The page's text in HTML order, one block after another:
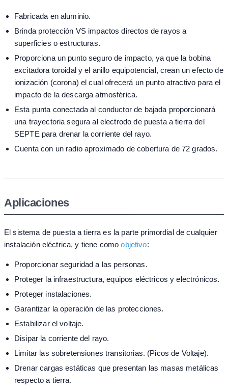
Fabricada en aluminio.
Brinda protección VS impactos directos de rayos a
superficies o estructuras.
Proporciona un punto seguro de impacto, ya que la bobina
excitadora toroidal y el anillo equipotencial, crean un efecto de
ionización (corona) el cual ofrecerá un punto atractivo para el
impacto de la descarga atmosférica.
Esta punta conectada al conductor de bajada proporcionará
una trayectoria segura al electrodo de puesta a tierra del
SEPTE para drenar la corriente del rayo.
Cuenta con un radio aproximado de cobertura de 72 grados.
Aplicaciones
El sistema de puesta a tierra es la parte primordial de cualquier
instalación eléctrica, y tiene comoobjetivo:
Proporcionar seguridad a las personas.
Proteger la infraestructura, equipos eléctricos y electrónicos.
Proteger instalaciones.
Garantizar la operación de las protecciones.
Estabilizar el voltaje.
Disipar la corriente del rayo.
Limitar las sobretensiones transitorias. (Picos de Voltaje).
Drenar cargas estáticas que presentan las masas metálicas
respecto a tierra.